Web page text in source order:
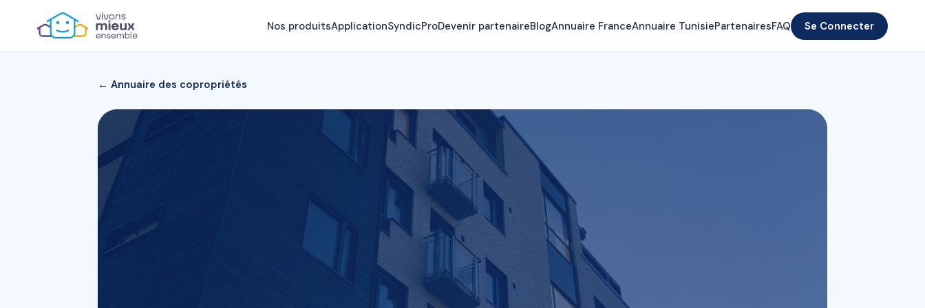
Nos produitsApplicationSyndicProDevenir partenaireBlogAnnuaire FranceAnnuaire TunisiePartenairesFAQ Se Connecter
← Annuaire des copropriétés